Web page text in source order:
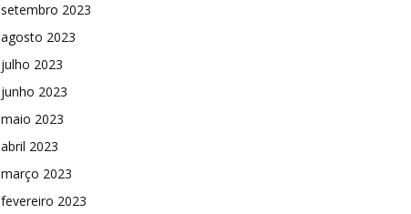
setembro 2023
agosto 2023
julho 2023
junho 2023
maio 2023
abril 2023
março 2023
fevereiro 2023